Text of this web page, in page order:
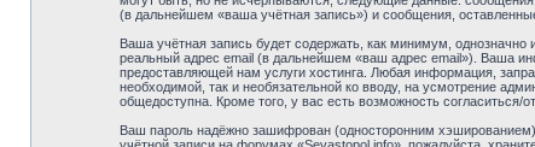
(в дальнейшем «ваша учётная запись») и сообщения,
Ваша учётная запись будет содержать, как минимум,
реальный адрес email (в дальнейшем «ваш адрес email»). Ваша
предоставляющей нам услуги хостинга. Любая информация,
необходимой, так и необязательной ко вводу, на усмотрение
общедоступна. Кроме того, у вас есть возможность
Ваш пароль надёжно зашифрован (односторонним